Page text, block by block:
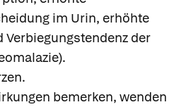
im Urin, erhöhte
Verbiegungstendenz der
bemerken, wenden